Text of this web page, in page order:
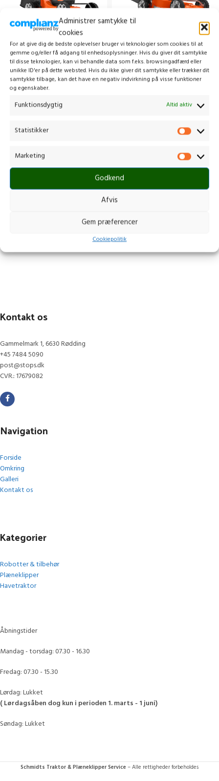
Administrer samtykke til
cookies
For at give dig de bedste oplevelser bruger vi teknologier som cookies til at
gemme og/eller få adgang til enhedsoplysninger. Hvis du giver dit samtykke
til disse teknologier, kan vi behandle data som f.eks. browsingadfærd eller
unikke ID'er på dette websted. Hvis du ikke giver dit samtykke eller trækker dit
samtykke tilbage, kan det have en negativ indvirkning på visse funktioner
og egenskaber.
Funktionsdygtig Altid aktiv
Statistikker
Marketing
Godkend
Afvis
Gem præferencer
Cookiepolitik
HUSQVARNA LC 142iS MED
BATTERI OG LADER
Alle plæneklipper,Plæneklipper m.
batteri
5.599,00kr.
inkl. moms
HUSQVARNA LC 551iV UDEN
BATTERI OG LADER
Alle plæneklipper,Plæneklipper m.
batteri
Kontakt os
Gammelmark 1, 6630 Rødding
+45 7484 5090
post@stops.dk
CVR.: 17679082
Navigation
Forside
Omkring
Galleri
Kontakt os
Kategorier
Robotter & tilbehør
Plæneklipper
Havetraktor
Åbningstider
Mandag - torsdag: 07.30 - 16.30
Fredag: 07.30 - 15.30
Lørdag: Lukket
( Lørdagsåben dog kun i perioden 1. marts - 1 juni)
Søndag: Lukket
Schmidts Traktor & Plæneklipper Service – Alle rettigheder forbeholdes